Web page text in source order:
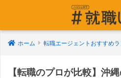
ホーム 転職エージェントおすすめ
【転職のプロが比較】沖